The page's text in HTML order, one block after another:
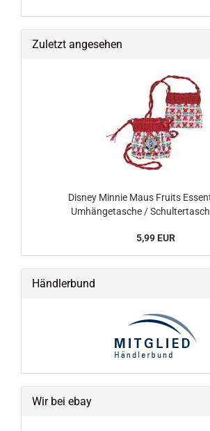
Zuletzt angesehen
Disney Minnie Maus Fruits
Umhängetasche /
5,99 EUR
Händlerbund
Wir bei ebay